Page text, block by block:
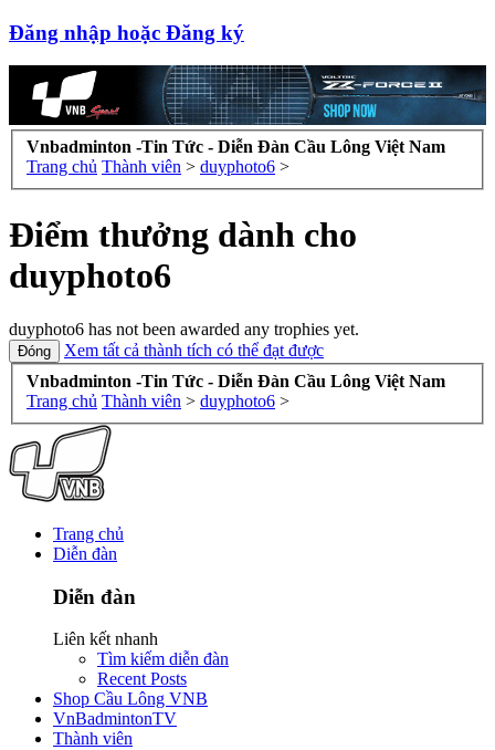
Đăng nhập hoặc Đăng ký
Vnbadminton -Tin Tức - Diễn Đàn Cầu Lông Việt Nam
Trang chủ Thành viên > duyphoto6 >
Điểm thưởng dành cho
duyphoto6
duyphoto6 has not been awarded any trophies yet.
Xem tất cả thành tích có thể đạt được
Vnbadminton -Tin Tức - Diễn Đàn Cầu Lông Việt Nam
Trang chủ Thành viên > duyphoto6 >
Trang chủ
Diễn đàn
Diễn đàn
Liên kết nhanh
Tìm kiếm diễn đàn
Recent Posts
Shop Cầu Lông VNB
VnBadmintonTV
Thành viên